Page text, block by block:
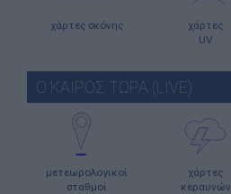
χάρτες σκόνης
χάρτες
UV
Ο ΚΑΙΡΟΣ ΤΩΡΑ (LIVE)
μετεωρολογικοί
σταθμοί
χάρτες
κεραυνών